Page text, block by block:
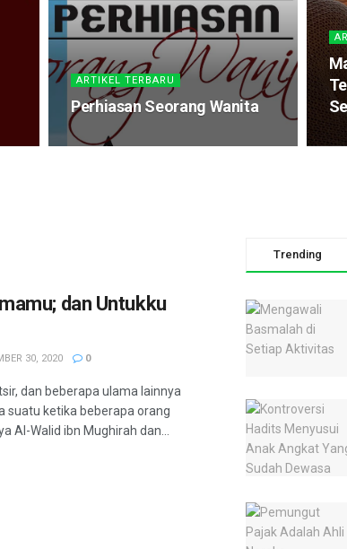
ARTIKEL TERBARU
Perhiasan Seorang Wanita
dan Untukku
30, 2020 0
dan beberapa ulama lainnya
suatu ketika beberapa orang
Al-Walid ibn Mughirah dan...
Trending